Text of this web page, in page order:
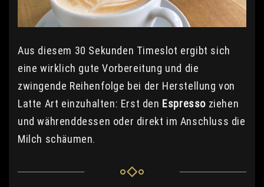
Aus diesem 30 Sekunden Timeslot ergibt sich
eine wirklich gute Vorbereitung und die
zwingende Reihenfolge bei der Herstellung von
Latte Art einzuhalten: Erst den Espresso ziehen
und währenddessen oder direkt im Anschluss die
Milch schäumen.